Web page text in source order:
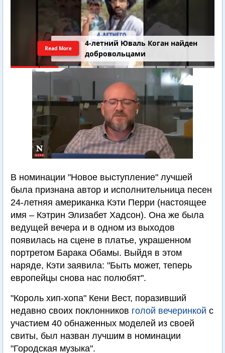
4-летний Юваль Коган найден
добровольцами
Read More
В номинации "Новое выступление" лучшей
была признана автор и исполнительница песен
24-летняя американка Кэти Перри (настоящее
имя – Кэтрин Элизабет Хадсон). Она же была
ведущей вечера и в одном из выходов
появилась на сцене в платье, украшенном
портретом Барака Обамы. Выйдя в этом
наряде, Кэти заявила: "Быть может, теперь
европейцы снова нас полюбят".
"Король хип-хопа" Кени Вест, поразивший
недавно своих поклонников голой вечеринкой с
участием 40 обнаженных моделей из своей
свиты, был назван лучшим в номинации
"Городская музыка".